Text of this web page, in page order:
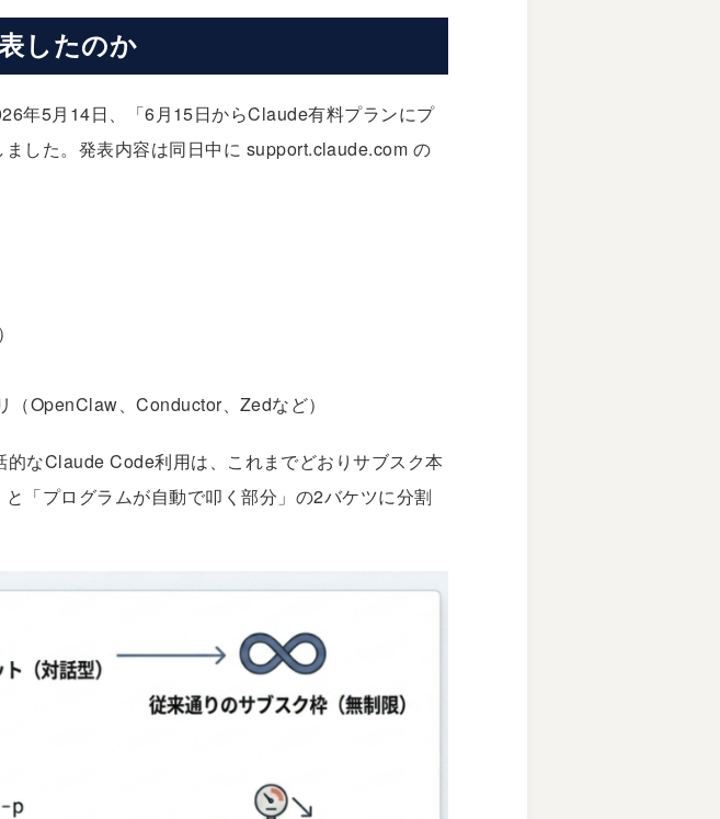
したのか
年5月14日、「6月15日からClaude有料プランにプ
した。発表内容は同日中に support.claude.com の
OpenClaw、Conductor、Zedなど）
なClaude Code利用は、これまでどおりサブスク本
「プログラムが自動で叩く部分」の2バケツに分割